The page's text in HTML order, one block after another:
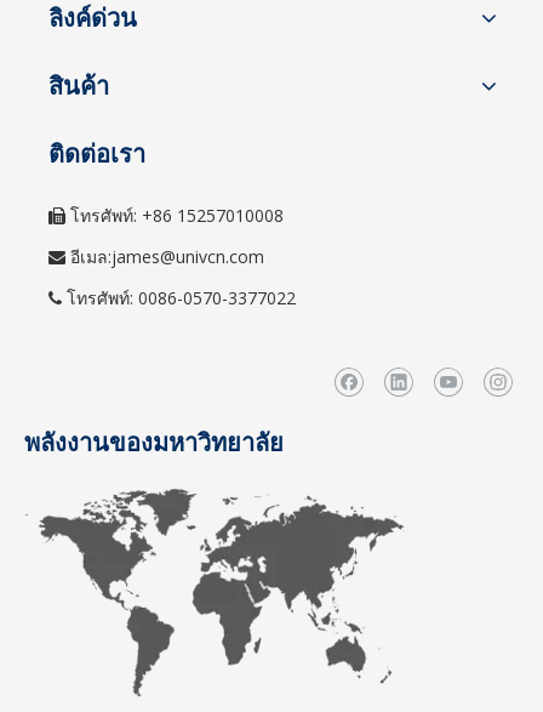
ลิงค์ด่วน
สินค้า
ติดต่อเรา
 โทรศัพท์: +86 15257010008
 อีเมล:james@univcn.com
 โทรศัพท์: 0086-0570-3377022
พลังงานของมหาวิทยาลัย